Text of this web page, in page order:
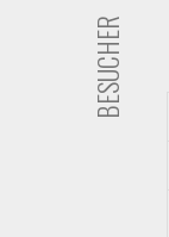
BESUCHER